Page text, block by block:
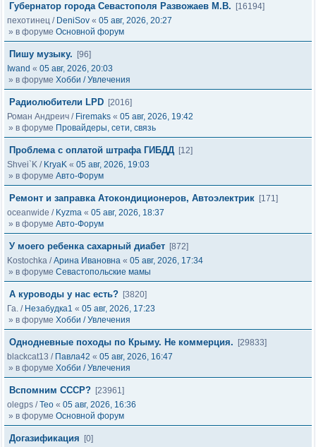
Губернатор города Севастополя Развожаев М.В.
[16194]
пехотинец / DeniSov « 05 авг, 2026, 20:27
» в форуме Основной форум
Пишу музыку.
[96]
Iwand « 05 авг, 2026, 20:03
» в форуме Хобби / Увлечения
Радиолюбители LPD [2016]
Роман Андреич / Firemaks « 05 авг, 2026, 19:42
» в форуме Провайдеры, сети, связь
Проблема с оплатой штрафа ГИБДД [12]
Shvei`K / KryaK « 05 авг, 2026, 19:03
» в форуме Авто-Форум
Ремонт и заправка Атокондиционеров, Автоэлектрик [171]
oceanwide / Kyzma « 05 авг, 2026, 18:37
» в форуме Авто-Форум
У моего ребенка сахарный диабет [872]
Kostochka /Арина Ивановна « 05 авг, 2026, 17:34
» в форуме Севастопольские мамы
А куроводы у нас есть? [3820]
Га. / Незабудка1 « 05 авг, 2026, 17:23
» в форуме Хобби / Увлечения
Однодневные походы по Крыму. Не коммерция.
[29833]
blackcat13 / Павла42 « 05 авг, 2026, 16:47
» в форуме Хобби / Увлечения
Вспомним СССР? [23961]
olegps /Тео « 05 авг, 2026, 16:36
» в форуме Основной форум
Догазификация
[0]